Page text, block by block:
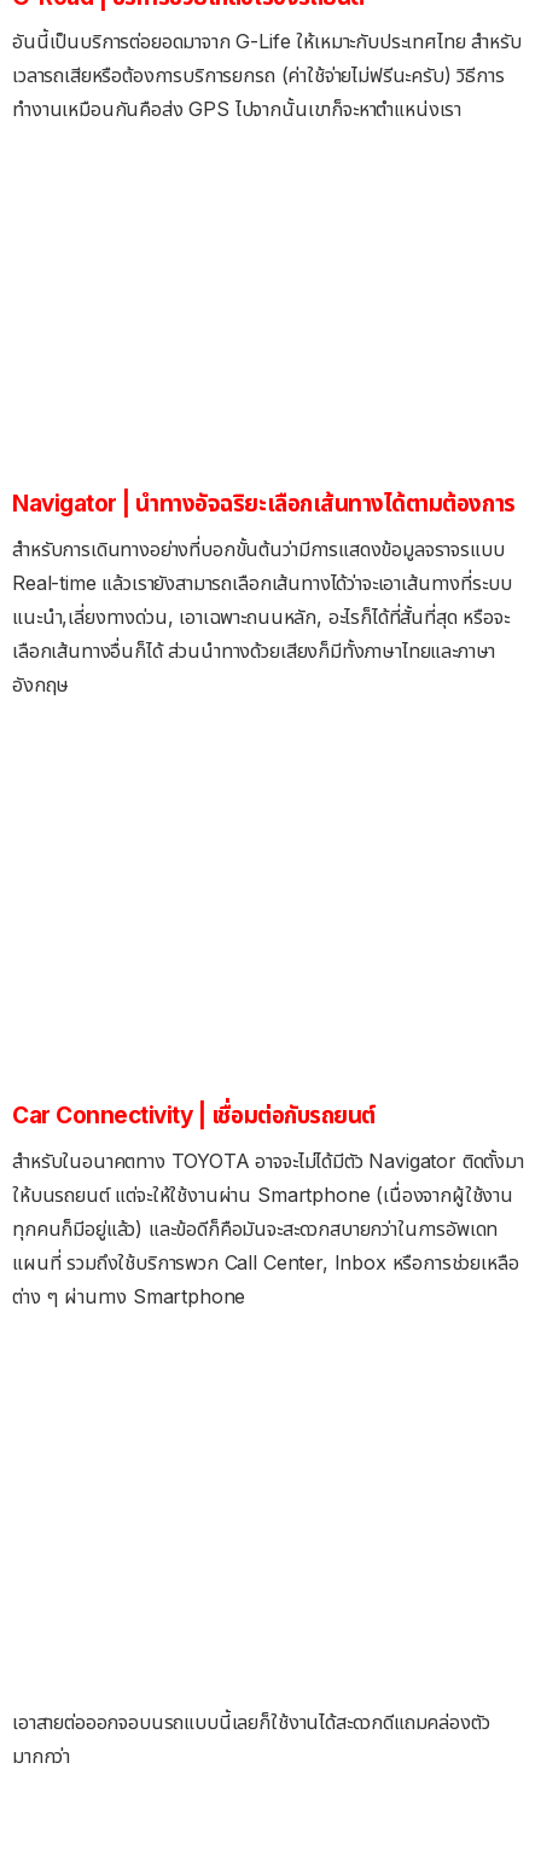
อันนี้เป็นบริการต่อยอดมาจาก G-Life ให้เหมาะกับประเทศไทย สำหรับ
เวลารถเสียหรือต้องการบริการยกรถ (ค่าใช้จ่ายไม่ฟรีนะครับ) วิธีการ
ทำงานเหมือนกันคือส่ง GPS ไปจากนั้นเขาก็จะหาตำแหน่งเรา
Navigator | นำทางอัจฉริยะเลือกเส้นทางได้ตามต้องการ
สำหรับการเดินทางอย่างที่บอกขั้นต้นว่ามีการแสดงข้อมูลจราจรแบบ
Real-time แล้วเรายังสามารถเลือกเส้นทางได้ว่าจะเอาเส้นทางที่ระบบ
แนะนำ,เลี่ยงทางด่วน, เอาเฉพาะถนนหลัก, อะไรก็ได้ที่สั้นที่สุด หรือจะ
เลือกเส้นทางอื่นก็ได้ ส่วนนำทางด้วยเสียงก็มีทั้งภาษาไทยและภาษา
อังกฤษ
Car Connectivity | เชื่อมต่อกับรถยนต์
สำหรับในอนาคตทาง TOYOTA อาจจะไม่ได้มีตัว Navigator ติดตั้งมา
ให้บนรถยนต์ แต่จะให้ใช้งานผ่าน Smartphone (เนื่องจากผู้ใช้งาน
ทุกคนก็มีอยู่แล้ว) และข้อดีก็คือมันจะสะดวกสบายกว่าในการอัพเดท
แผนที่ รวมถึงใช้บริการพวก Call Center, Inbox หรือการช่วยเหลือ
ต่าง ๆ ผ่านทาง Smartphone
เอาสายต่อออกจอบนรถแบบนี้เลยก็ใช้งานได้สะดวกดีแถมคล่องตัว
มากกว่า